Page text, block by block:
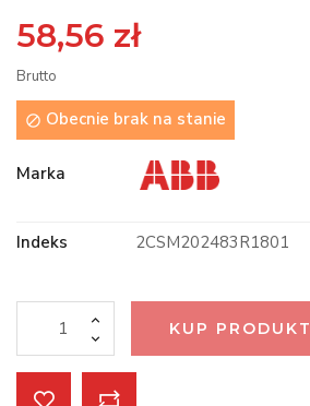
58,56 zł
Brutto
 Obecnie brak na stanie
Marka
Indeks 2CSM202483R1801
KUP PRODUKT